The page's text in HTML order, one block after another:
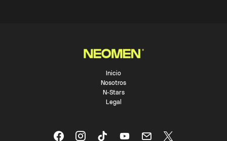
Inicio
Nosotros
N-Stars
Legal